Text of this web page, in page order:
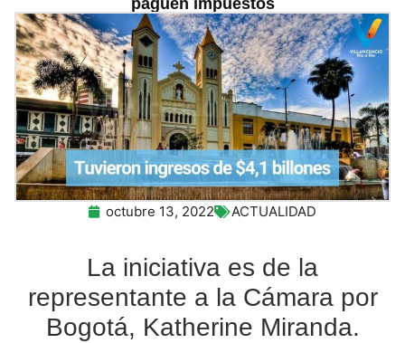
octubre 13, 2022 ACTUALIDAD
La iniciativa es de la
representante a la Cámara por
Bogotá, Katherine Miranda.